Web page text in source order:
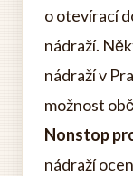
o otevírací
nádraží.
nádraží v
možnost
Nonstop
nádraží